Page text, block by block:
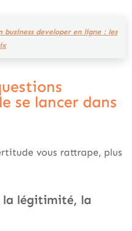
business developer en ligne : les
se lancer dans
vous rattrape, plus
la légitimité, la